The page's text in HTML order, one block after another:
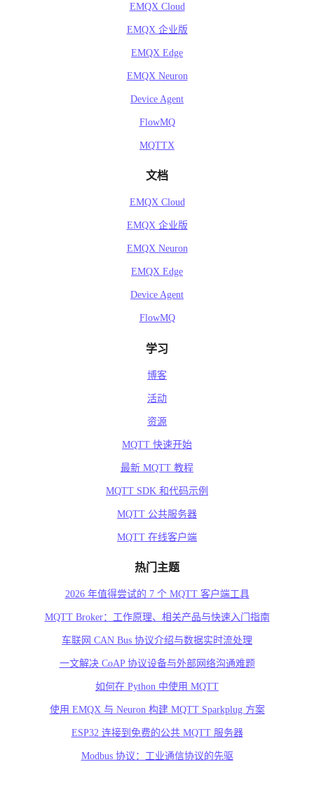
EMQX Cloud
EMQX 企业版
EMQX Edge
EMQX Neuron
Device Agent
FlowMQ
MQTTX
文档
EMQX Cloud
EMQX 企业版
EMQX Neuron
EMQX Edge
Device Agent
FlowMQ
学习
博客
活动
资源
MQTT 快速开始
最新 MQTT 教程
MQTT SDK 和代码示例
MQTT 公共服务器
MQTT 在线客户端
热门主题
2026 年值得尝试的 7 个 MQTT 客户端工具
MQTT Broker：工作原理、相关产品与快速入门指南
车联网 CAN Bus 协议介绍与数据实时流处理
一文解决 CoAP 协议设备与外部网络沟通难题
如何在 Python 中使用 MQTT
使用 EMQX 与 Neuron 构建 MQTT Sparkplug 方案
ESP32 连接到免费的公共 MQTT 服务器
Modbus 协议：工业通信协议的先驱